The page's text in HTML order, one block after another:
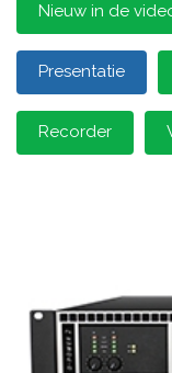
Nieuw in de
Presentatie
Recorder